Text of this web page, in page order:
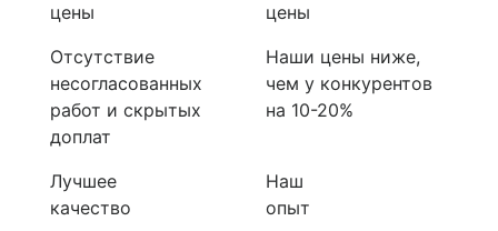
цены
Отсутствие
несогласованных
работ и скрытых
доплат
цены
Наши цены ниже,
чем у конкурентов
на 10-20%
Лучшее
качество
Наш
опыт